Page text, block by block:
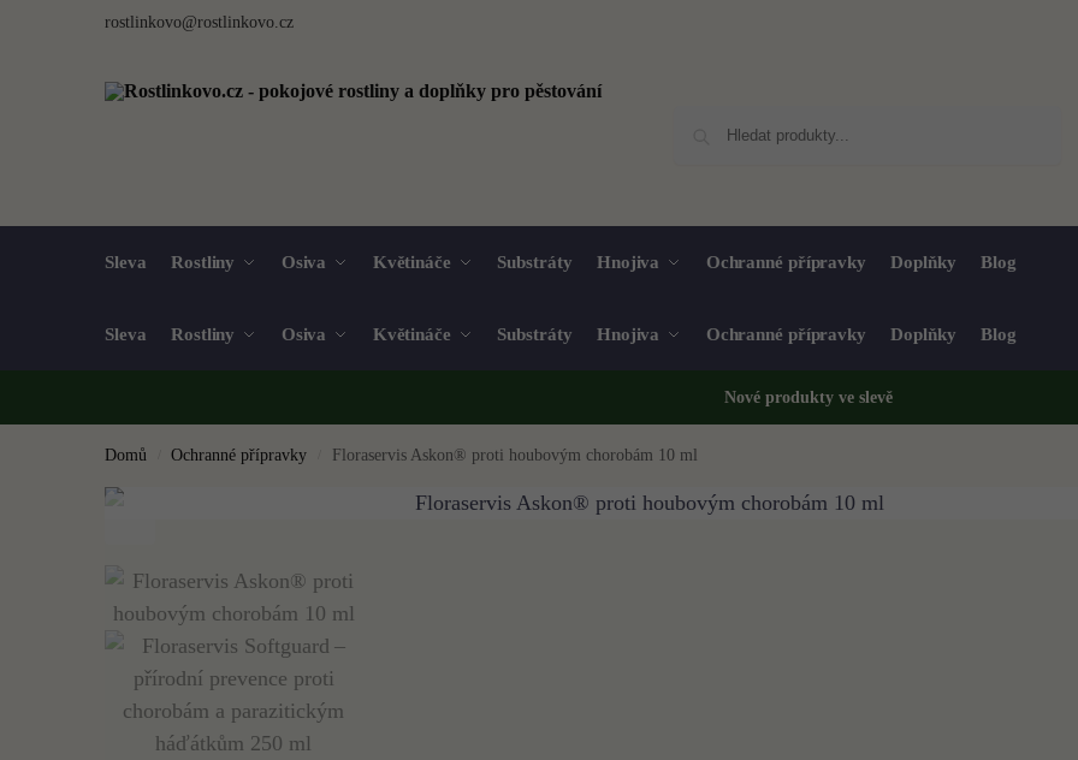
rostlinkovo@rostlinkovo.cz
Sleva Rostliny Osiva Květináče Substráty Hnojiva Ochranné přípravky Doplňky Blog
Sleva Rostliny Osiva Květináče Substráty Hnojiva Ochranné přípravky Doplňky Blog
Nové produkty ve slevě
Domů Ochranné přípravky Floraservis Askon® proti houbovým chorobám 10 ml